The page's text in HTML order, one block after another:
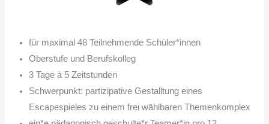
für maximal 48 Teilnehmende Schüler*innen
Oberstufe und Berufskolleg
3 Tage à 5 Zeitstunden
Schwerpunkt: partizipative Gestalltung eines
Escapespieles zu einem frei wählbaren Themenkomplex